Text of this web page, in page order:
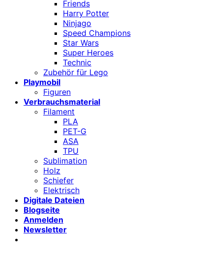
Friends
Harry Potter
Ninjago
Speed Champions
Star Wars
Super Heroes
Technic
Zubehör für Lego
Playmobil
Figuren
Verbrauchsmaterial
Filament
PLA
PET-G
ASA
TPU
Sublimation
Holz
Schiefer
Elektrisch
Digitale Dateien
Blogseite
Anmelden
Newsletter